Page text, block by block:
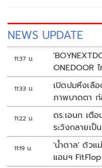
NEWS UPDATE
11:37 น.
ONEDOOR
11:33 น.
เปิดปมหึงเลื
ภาพบาดตา
11:22 น.
ดร.เอนก เตือ
ระวังกลายเ
11:19 น.
'น้ำตาล' ตัวแ
แอมฯ FitFlop